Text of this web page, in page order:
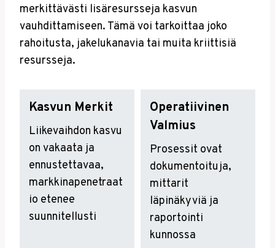
merkittävästi lisäresursseja kasvun
vauhdittamiseen. Tämä voi tarkoittaa joko
rahoitusta, jakelukanavia tai muita kriittisiä
resursseja.
Kasvun Merkit
Liikevaihdon kasvu
on vakaata ja
ennustettavaa,
markkinapenetraat
io etenee
suunnitellusti
Operatiivinen
Valmius
Prosessit ovat
dokumentoituja,
mittarit
läpinäkyviä ja
raportointi
kunnossa